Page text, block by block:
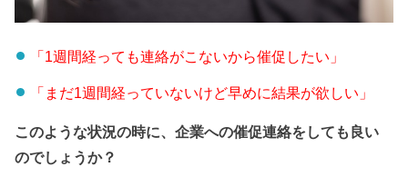
「1週間経っても連絡がこないから催促したい」
「まだ1週間経っていないけど早めに結果が欲しい」
このような状況の時に、企業への催促連絡をしても良い
のでしょうか？